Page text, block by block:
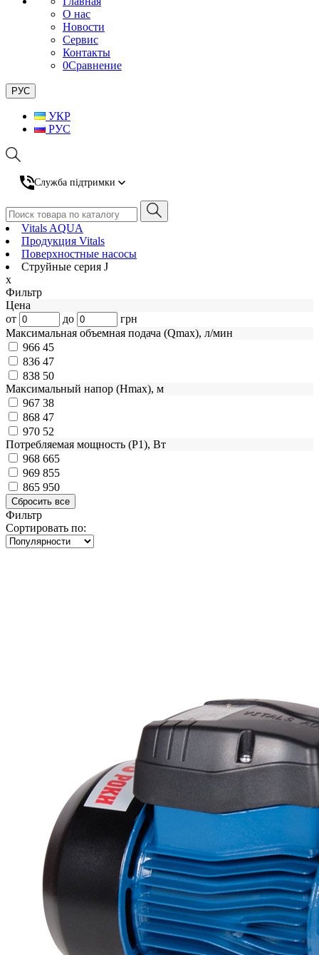
О нас
Новости
Сервис
Контакты
0Сравнение
РУС
УКР
РУС
Служба підтримки
Vitals AQUA
Продукция Vitals
Поверхностные насосы
Струйные серия J
x
Фильтр
Цена
от
до
грн
Максимальная объемная подача (Qmax), л/мин
966 45
836 47
838 50
Максимальный напор (Нmax), м
967 38
868 47
970 52
Потребляемая мощность (Р1), Вт
968 665
969 855
865 950
Фильтр
Сортировать по: